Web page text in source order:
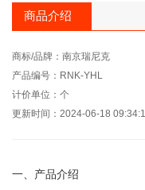
商品介绍
商标/品牌：南京瑞尼克
产品编号：RNK-YHL
计价单位：个
更新时间：2024-06-18
一、产品介绍